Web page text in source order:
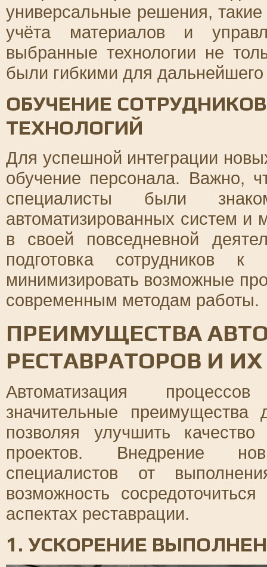
универсальные решения,
учёта материалов и
выбранные технологии не
были гибкими для
ОБУЧЕНИЕ
ТЕХНОЛОГИЙ
Для успешной интеграции
обучение персонала. Важно,
специалисты были
автоматизированных систем и
в своей повседневной
подготовка сотрудников
минимизировать возможные
современным методам работы.
ПРЕИМУЩЕСТВА
РЕСТАВРАТОРОВ И
Автоматизация
значительные
позволяя улучшить
проектов. Внедрение
специалистов от
возможность
аспектах реставрации.
1. УСКОРЕНИЕ